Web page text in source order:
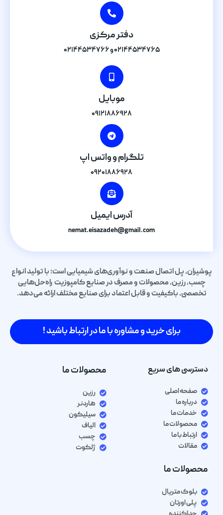
دفتر مرکزی
۰۲۱۴۴۵۳۴۷۶۵ و ۰۲۱۴۴۵۳۴۷۶۶
موبایل
۰۹۱۲۱۸۸۶۹۲۸
تلگرام و واتس اپ
۰۹۲۰۱۸۸۶۹۲۸
آدرس ایمیل
nemat.eisazadeh@gmail.com
پوشیران، پل اتصال صنعت و نوآوری‌های شیمیایی است؛ با تولید انواع
چسب، رزین، محصولات و مصرف در صنایع کامپوزیت راه‌حل‌هایی
تخصصی، باکیفیت و قابل اعتماد برای صنایع مختلف ارائه می‌دهد.
برای خرید و مشاوره با ما در ارتباط باشید !
دسترسی های سریع
صفحه اصلی
درباره ما
خدمات ما
محصولات ما
ارتباط با ما
مقالات
محصولات ما
رزین
هاردنر
سیلیکون
الیاف
چسب
ژلکوت
محصولات ما
بلوک متریال
پلی اورتان